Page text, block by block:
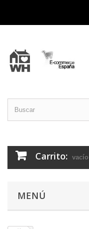
Carrito: vacío
MENÚ